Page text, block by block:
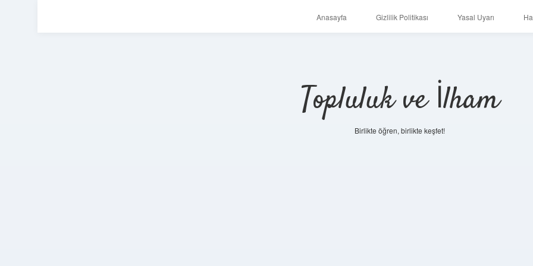
Anasayfa Gizlilik Politikası Yasal Uyarı
Topluluk ve İlham
Birlikte öğren, birlikte keşfet!